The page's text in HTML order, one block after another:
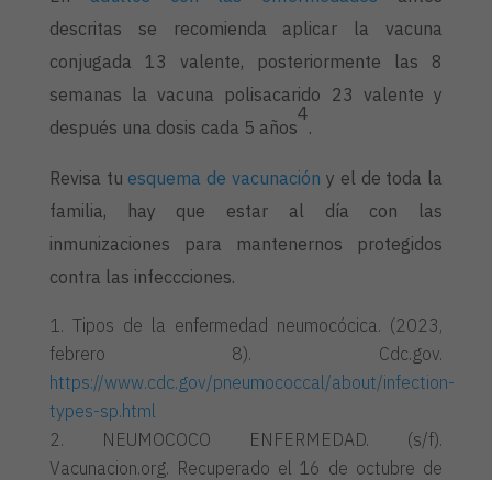
descritas se recomienda aplicar la vacuna
conjugada 13 valente, posteriormente las 8
semanas la vacuna polisacarido 23 valente y
después una dosis cada 5 años
4
.
Revisa tu esquema de vacunación y el de toda la
familia, hay que estar al día con las
inmunizaciones para mantenernos protegidos
contra las infeccciones.
Tipos de la enfermedad neumocócica. (2023,
febrero 8). Cdc.gov.
https://www.cdc.gov/pneumococcal/about/infection-
types-sp.html
NEUMOCOCO ENFERMEDAD. (s/f).
Vacunacion.org. Recuperado el 16 de octubre de